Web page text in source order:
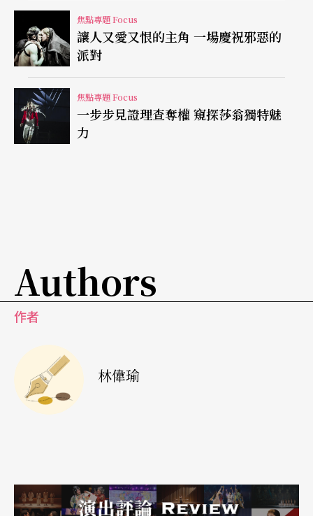
如該劇評家安德魯．迪克森（Andrew Dickson）所
言，該劇「奉獻了一場明快、毫不拖沓的演出。它
從精心籌備的面具和華麗的服飾中解放出來，反而
還因禍得福。」（註2）
焦點專題 Focus
讓人又愛又恨的主角 一場慶祝邪惡的
派對
焦點專題 Focus
一步步見證理查奪權 窺探莎翁獨特魅
力
Authors
作者
林偉瑜